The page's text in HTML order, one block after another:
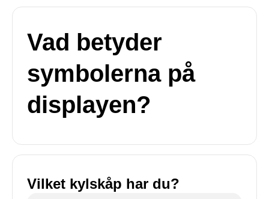
Vad betyder
symbolerna på
displayen?
Vilket kylskåp har du?